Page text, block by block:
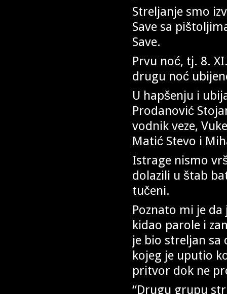
Streljanje smo
Save sa
Save.
Prvu noć, tj. 8.
drugu noć
U hapšenju i
Prodanović
vodnik veze,
Matić Stevo i
Istrage nismo
dolazili u štab
tučeni.
Poznato mi je
kidao parole i
je bio streljan sa
kojeg je uputio
pritvor dok ne
“Drugu grupu